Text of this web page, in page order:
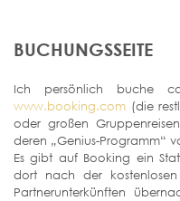
BUCHUNGSSEITE
Ich persönlich buche
www.booking.com (die
oder großen
deren „Genius-Programm“
Es gibt auf Booking ein
dort nach der
Partnerunterkünften